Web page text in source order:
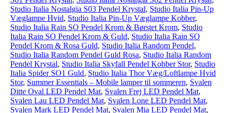
Studio Italia Nostalgia S03 Pendel Krystal, Studio Italia Pin-Up
Væglampe Hvid, Studio Italia Pin-Up Væglampe Kobber,
Studio Italia Rain SO Pendel Krom & Børstet Krom, Studio
Italia Rain SO Pendel Krom & Guld, Studio Italia Rain SO
Pendel Krom & Rosa Guld, Studio Italia Random Pendel,
Studio Italia Random Pendel Guld Rosa, Studio Italia Random
Pendel Krystal, Studio Italia Skyfall Pendel Kobber Stor, Studio
Italia Spider SO1 Guld, Studio Italia Thor Væg/Loftlampe Hvid
Stor, Summer Essentials – Mobile lamper til sommeren, Svalen
Ditte Oval LED Pendel Mat, Svalen Frej LED Pendel Mat,
Svalen Lau LED Pendel Mat, Svalen Lone LED Pendel Mat,
Svalen Mark LED Pendel Mat, Svalen Mia LED Pendel Mat,